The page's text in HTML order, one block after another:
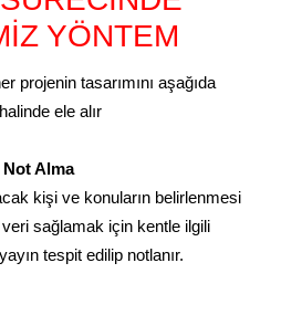
YÖNTEM
projenin tasarımını aşağıda
ele alır
Alma
kişi ve konuların belirlenmesi
sağlamak için kentle ilgili
tespit edilip notlanır.